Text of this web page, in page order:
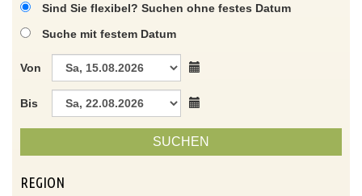
Sind Sie flexibel? Suchen ohne festes Datum
Suche mit festem Datum
Von
Bis
SUCHEN
REGION